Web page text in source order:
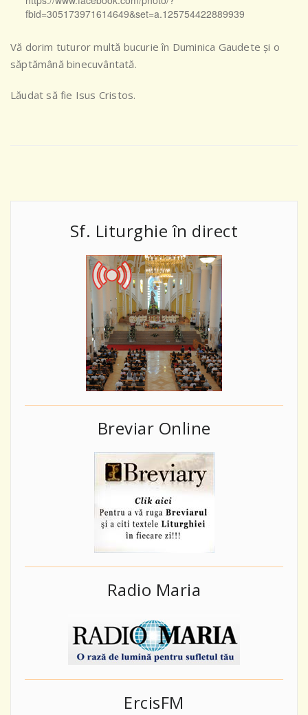
fbid=305173971614649&set=a.125754422889939
Vă dorim tuturor multă bucurie în Duminica Gaudete și o
săptămână binecuvântată.
Lăudat să fie Isus Cristos.
Sf. Liturghie în direct
Breviar Online
Radio Maria
ErcisFM